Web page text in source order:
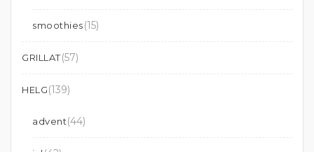
smoothies(15)
GRILLAT(57)
HELG(139)
advent(44)